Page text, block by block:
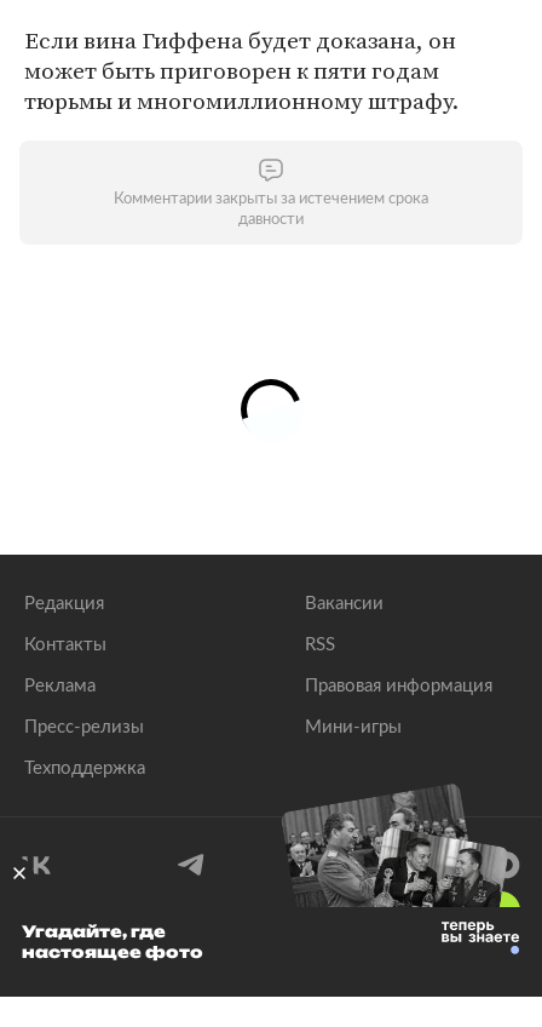
Если вина Гиффена будет доказана, он
может быть приговорен к пяти годам
тюрьмы и многомиллионному штрафу.
Комментарии закрыты за истечением срока
давности
Редакция
Контакты
Реклама
Пресс-релизы
Техподдержка
Вакансии
RSS
Правовая информация
Мини-игры
© 1999–2026 Все права защищены.
Угадайте, где
настоящее фото